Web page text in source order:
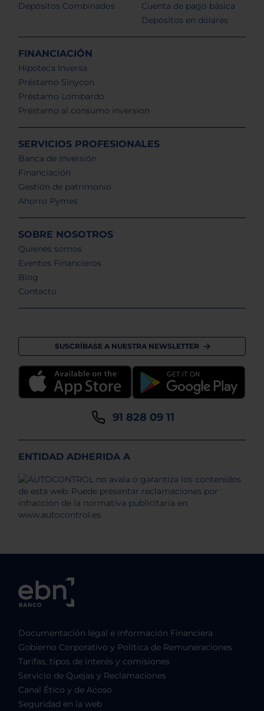
Depósitos Combinados
Cuenta de pago básica
Depósitos en dólares
FINANCIACIÓN
Hipoteca Inversa
Préstamo Sinycon
Préstamo Lombardo
Préstamo al consumo inversion
SERVICIOS PROFESIONALES
Banca de Inversión
Financiación
Gestión de patrimonio
Ahorro Pymes
SOBRE NOSOTROS
Quienes somos
Eventos Financieros
Blog
Contacto
SUSCRÍBASE A NUESTRA NEWSLETTER
91 828 09 11
ENTIDAD ADHERIDA A
Documentación legal e Información Financiera
Gobierno Corporativo y Política de Remuneraciones
Tarifas, tipos de interés y comisiones
Servicio de Quejas y Reclamaciones
Canal Ético y de Acoso
Seguridad en la web